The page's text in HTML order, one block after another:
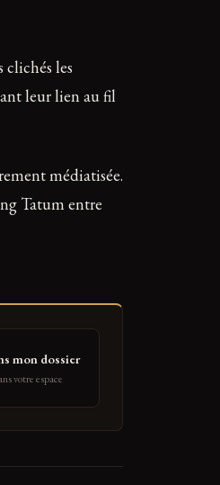
clichés les
leur lien au fil
médiatisée.
Tatum entre
mon dossier
votre espace